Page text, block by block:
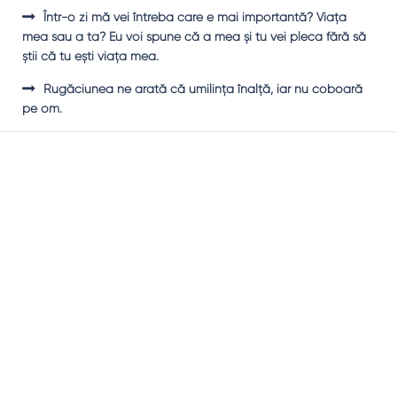
Într-o zi mă vei întreba care e mai importantă? Viaţa
mea sau a ta? Eu voi spune că a mea şi tu vei pleca fără să
ştii că tu eşti viaţa mea.
Rugăciunea ne arată că umilinţa înalţă, iar nu coboară
pe om.